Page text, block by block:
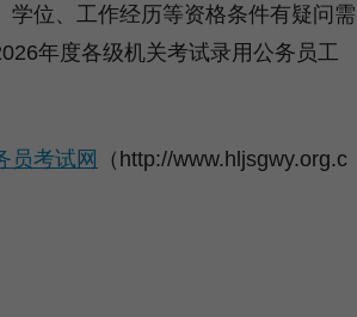
位、工作经历等资格条件有疑问需
年度各级机关考试录用公务员工
员考试网
（http://www.hljsgwy.org.c